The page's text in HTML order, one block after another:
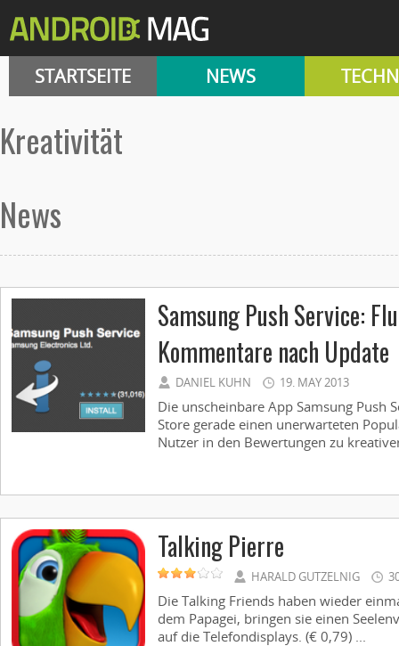
STARTSEITE NEWS
Kreativität
News
Samsung Push Service:
Kommentare nach Update
DANIEL KUHN 19. MAY 2013
Die unscheinbare App Samsung Push
Store gerade einen unerwarteten
Nutzer in den Bewertungen zu
Talking Pierre
HARALD GUTZELNIG
Die Talking Friends haben wieder
dem Papagei, bringen sie einen
auf die Telefondisplays. (€ 0,79) ...